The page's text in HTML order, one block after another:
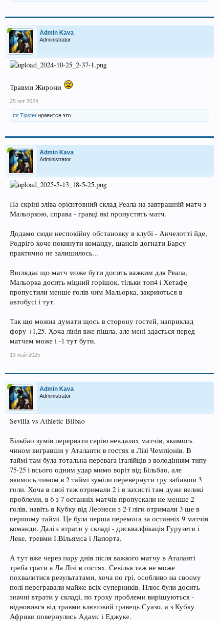
Admin Kava
Administrator
Травми Жирони
25 окт 2024
mr.Tipster нравится это.
Admin Kava
Administrator
На скріні зліва орієнтовний склад Реала на завтрашній матч з
Мальоркою, справа - гравці які пропустять матч.
Додамо сюди неспокійну обстановку в клубі - Анчелотті йде,
Родріго хоче покинути команду, шансів догнати Барсу
практично не залишилось...
Виглядає що матч може бути досить важким для Реала,
Мальорка досить міцний горішок, тільки топ4 і Хетафе
пропустили менше голів чим Мальорка, закриються в
автобусі і тут.
Так що можна думати щось в сторону гостей, наприклад
фору +1,25. Хоча лінія вже пішла, але мені здається перед
матчем може і -1 тут бути.
13 май 2025
Admin Kava
Administrator
Sevilla vs Athletic Bilbao
Більбао зумів перервати серію невдалих матчів, якимось
чином вигравши у Аталанти в гостях в Лізі Чемпіонів. В
таймі там була тотальна перевага італійців з володінням типу
75-25 і всього одним удар мимо воріт від Більбао, але
якимось чином в 2 таймі зуміли перевернути гру забивши 3
голи. Хоча в свої теж отримали 2 і в захисті там дуже великі
проблеми, в 6 з 7 останніх матчів пропускали не менше 2
голів, навіть в Кубку від Леонеси з 2-ї ліги отримали 3 ще в
першому таймі. Це була перша перемога за останніх 9 матчів
команди. Далі є втрати у складі - дисквалфікація Гурузети і
Леке, тревми І.Вільямса і Лапорта.
А тут вже через пару днів після важкого матчу в Аталанті
треба грати в Ла Лізі в гостях. Севілья теж не може
похвалитися результатами, хоча по грі, особливо на своєму
полі перегравали майже всіх суперників. Плюс були досить
значні втрати у складі, по троху проблеми вирішуються -
відновився від травми ключовий гравець Суазо, а з Кубку
Африки повернулись Адамс і Еджуке.